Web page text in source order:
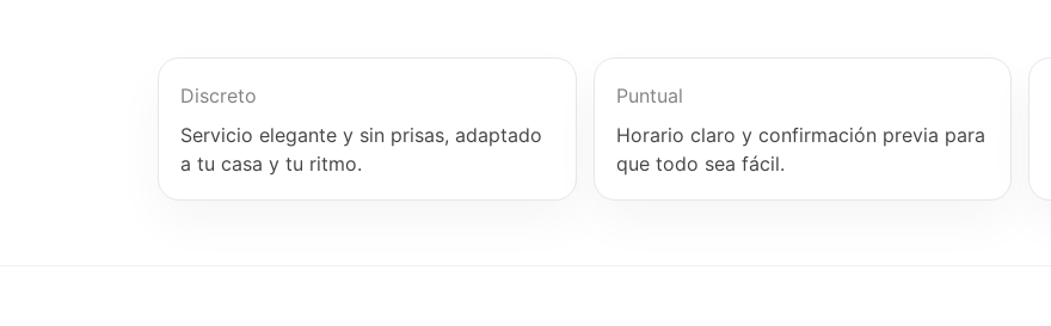
Discreto
Servicio elegante y sin prisas, adaptado
a tu casa y tu ritmo.
Puntual
Horario claro y confirmación previa para
que todo sea fácil.